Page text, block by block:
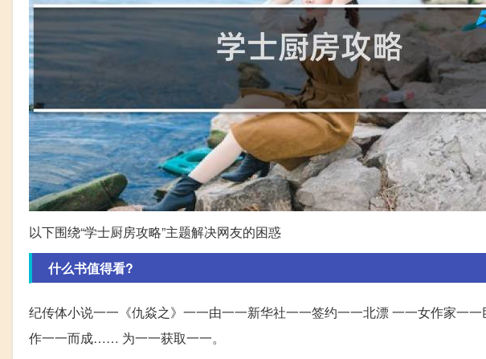
以下围绕“学士厨房攻略”主题解决网友的困惑
什么书值得看?
纪传体小说一一《仇焱之》一一由一一新华社一一签约一一北漂 一一女作家一
作一一而成…… 为一一获取一一。